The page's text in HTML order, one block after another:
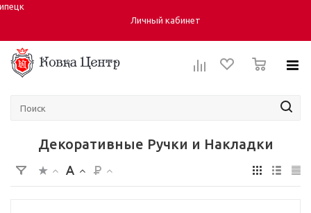
Город:
Личный кабинет
Декоративные Ручки и Накладки